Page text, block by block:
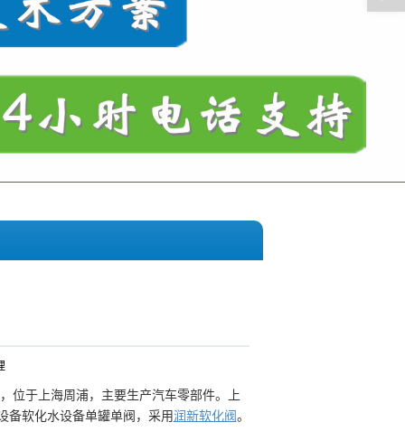
位于上海周浦，主要生产汽车零部件。上
备软化水设备单罐单阀，采用润新软化阀。